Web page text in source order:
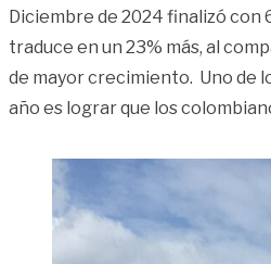
Diciembre de 2024 finalizó con
traduce en un 23% más, al
de mayor crecimiento. Uno de
año es lograr que los